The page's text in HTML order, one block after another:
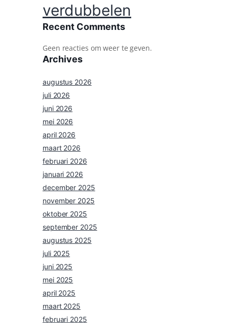
verdubbelen
Recent Comments
Geen reacties om weer te geven.
Archives
augustus 2026
juli 2026
juni 2026
mei 2026
april 2026
maart 2026
februari 2026
januari 2026
december 2025
november 2025
oktober 2025
september 2025
augustus 2025
juli 2025
juni 2025
mei 2025
april 2025
maart 2025
februari 2025